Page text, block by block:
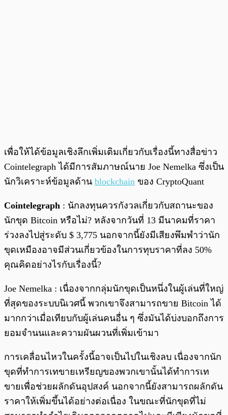
เพื่อให้ได้ข้อมูลเชิงลึกเพิ่มเติมเกี่ยวกับเรื่องนี้ทางสื่อข่าว
Cointelegraph ได้มีการสัมภาษณ์นาย Joe Nemelka ซึ่งเป็น
นักวิเคราะห์ข้อมูลด้าน blockchain ของ CryptoQuant
Cointelegraph : นักลงทุนควรกังวลเกี่ยวกับสถานะของ
นักขุด Bitcoin หรือไม่? หลังจากวันที่ 13 มีนาคมที่ราคา
ร่วงลงไปสู่ระดับ $ 3,775 นอกจากนี้ยังมีเสียงพึมพำว่านัก
ขุดเหมืองอาจมีส่วนเกี่ยวข้องในการทุบราคาที่ลง 50%
คุณคิดอย่างไรกับเรื่องนี้?
Joe Nemelka : เนื่องจากกลุ่มนักขุดเป็นหนึ่งในผู้เล่นที่ใหญ่
ที่สุดของระบบนิเวศนี้ พวกเขาจึงสามารถขาย Bitcoin ได้
มากกว่าเมื่อเทียบกับผู้เล่นคนอื่น ๆ ซึ่งมันได้บ่งบอกถึงการ
ยอมจำนนและความผันผวนที่เพิ่มเข้ามา
การเคลื่อนไหวในครั้งนี้อาจเป็นไปในเชิงลบ เนื่องจากนัก
ขุดที่ทำการเทขายเหรียญของพวกเขานั้นได้ทำการเท
ขายเพื่อช่วยผลักดันอุปสงค์ นอกจากนี้ยังสามารถผลักดัน
ราคาให้เพิ่มขึ้นได้อย่างต่อเนื่อง ในขณะที่นักขุดที่ไม่